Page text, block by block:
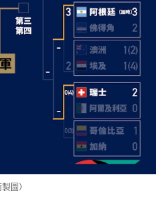
圖）